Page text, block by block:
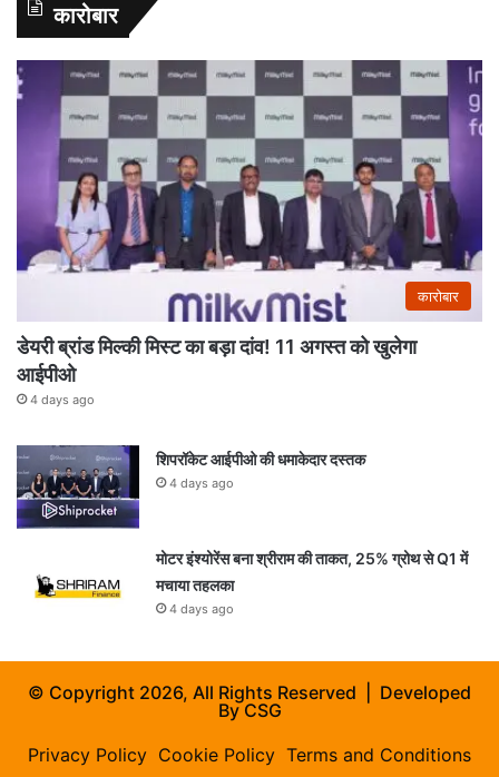
कारोबार
कारोबार
डेयरी ब्रांड मिल्की मिस्ट का बड़ा दांव! 11 अगस्त को खुलेगा
आईपीओ
4 days ago
शिपरॉकेट आईपीओ की धमाकेदार दस्तक
4 days ago
मोटर इंश्योरेंस बना श्रीराम की ताकत, 25% ग्रोथ से Q1 में
मचाया तहलका
4 days ago
© Copyright 2026, All Rights Reserved | Developed
ByCSG
Privacy Policy Cookie Policy Terms and Conditions